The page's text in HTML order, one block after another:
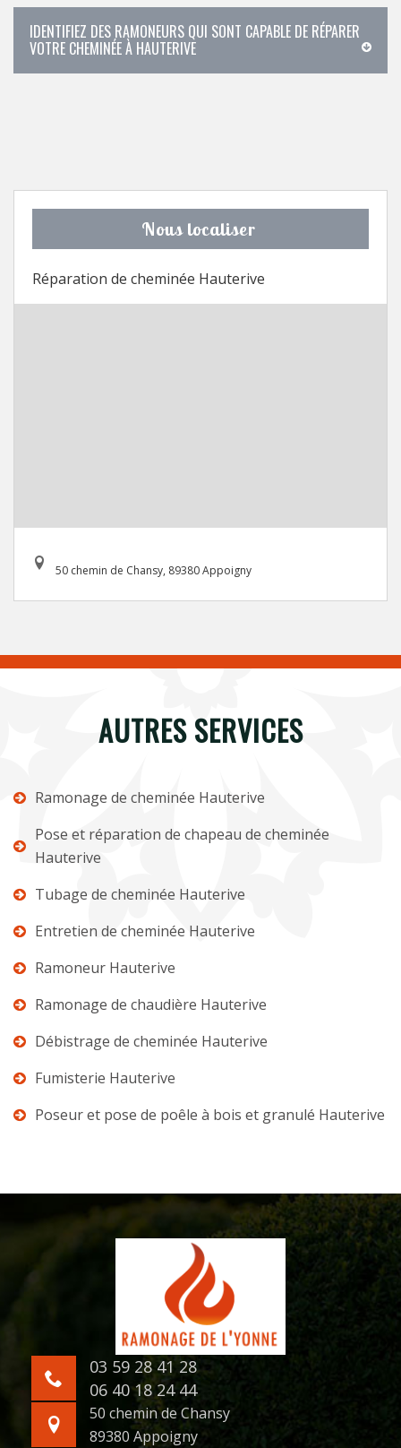
IDENTIFIEZ DES RAMONEURS QUI SONT CAPABLE DE RÉPARER
VOTRE CHEMINÉE À HAUTERIVE
Nous localiser
Réparation de cheminée Hauterive
50 chemin de Chansy, 89380 Appoigny
AUTRES SERVICES
Ramonage de cheminée Hauterive
Pose et réparation de chapeau de cheminée
Hauterive
Tubage de cheminée Hauterive
Entretien de cheminée Hauterive
Ramoneur Hauterive
Ramonage de chaudière Hauterive
Débistrage de cheminée Hauterive
Fumisterie Hauterive
Poseur et pose de poêle à bois et granulé Hauterive
03 59 28 41 28
06 40 18 24 44
50 chemin de Chansy
89380 Appoigny